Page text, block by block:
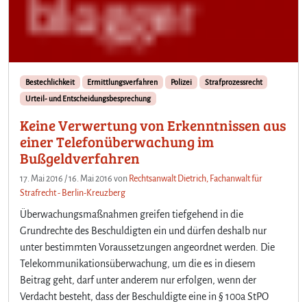
Bestechlichkeit Ermittlungsverfahren Polizei
Strafprozessrecht
Urteil- und Entscheidungsbesprechung
Keine Verwertung von Erkenntnissen aus
einer Telefonüberwachung im
Bußgeldverfahren
17. Mai 2016 /16. Mai 2016 von Rechtsanwalt Dietrich, Fachanwalt für
Strafrecht - Berlin-Kreuzberg
Überwachungsmaßnahmen greifen tiefgehend in die
Grundrechte des Beschuldigten ein und dürfen deshalb nur
unter bestimmten Voraussetzungen angeordnet werden. Die
Telekommunikationsüberwachung, um die es in diesem
Beitrag geht, darf unter anderem nur erfolgen, wenn der
Verdacht besteht, dass der Beschuldigte eine in § 100a StPO